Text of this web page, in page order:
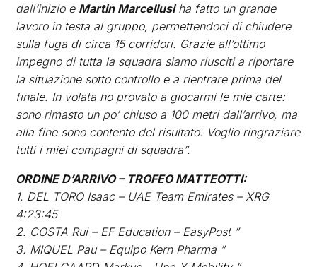
dall’inizio e Martin Marcellusiha fatto un grande
lavoro in testa al gruppo, permettendoci di chiudere
sulla fuga di circa 15 corridori. Grazie all’ottimo
impegno di tutta la squadra siamo riusciti a riportare
la situazione sotto controllo e a rientrare prima del
finale. In volata ho provato a giocarmi le mie carte:
sono rimasto un po’ chiuso a 100 metri dall’arrivo, ma
alla fine sono contento del risultato. Voglio ringraziare
tutti i miei compagni di squadra”.
ORDINE D’ARRIVO – TROFEO MATTEOTTI:
1. DEL TORO Isaac – UAE Team Emirates – XRG
4:23:45
2. COSTA Rui – EF Education – EasyPost ”
3. MIQUEL Pau – Equipo Kern Pharma ”